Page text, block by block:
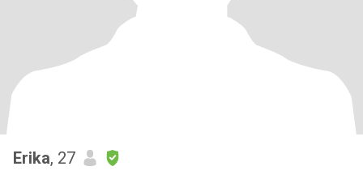
Erika, 27